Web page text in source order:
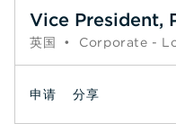
Vice President,
英国 • Corporate -
申请 分享